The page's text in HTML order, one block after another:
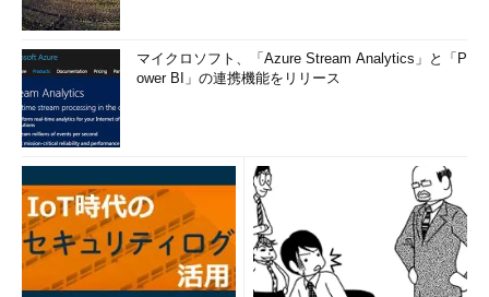
マイクロソフト、「Azure Stream Analytics」と「P
ower BI」の連携機能をリリース